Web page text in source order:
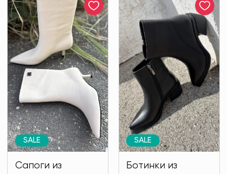
Сапоги из
SALE
Ботинки из
SALE